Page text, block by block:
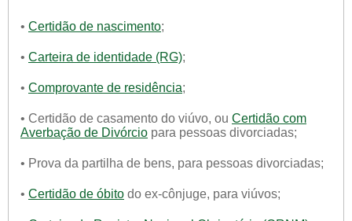
• Certidão de nascimento;
• Carteira de identidade (RG);
• Comprovante de residência;
• Certidão de casamento do viúvo, ou Certidão com
Averbação de Divórcio para pessoas divorciadas;
• Prova da partilha de bens, para pessoas divorciadas;
• Certidão de óbito do ex-cônjuge, para viúvos;